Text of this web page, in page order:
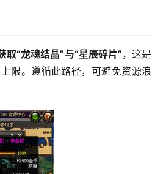
“龙魂结晶”与“星辰碎片”，这是
限。遵循此路径，可避免资源浪